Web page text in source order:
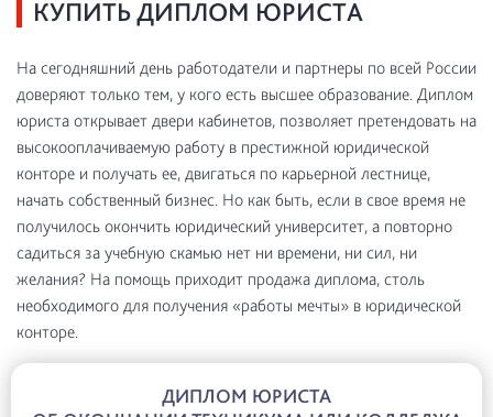
КУПИТЬ ДИПЛОМ ЮРИСТА
На сегодняшний день работодатели и партнеры по всей России
доверяют только тем, у кого есть высшее образование. Диплом
юриста открывает двери кабинетов, позволяет претендовать на
высокооплачиваемую работу в престижной юридической
конторе и получать ее, двигаться по карьерной лестнице,
начать собственный бизнес. Но как быть, если в свое время не
получилось окончить юридический университет, а повторно
садиться за учебную скамью нет ни времени, ни сил, ни
желания? На помощь приходит продажа диплома, столь
необходимого для получения «работы мечты» в юридической
конторе.
ДИПЛОМ ЮРИСТА